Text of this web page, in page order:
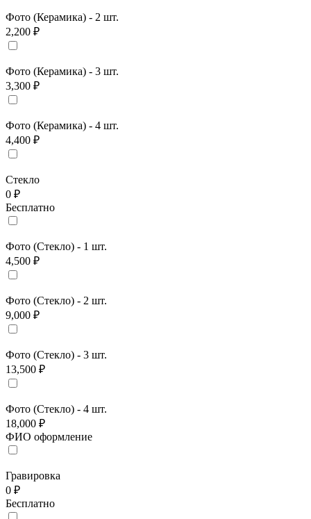
Фото (Керамика) - 2 шт.
2,200 ₽
Фото (Керамика) - 3 шт.
3,300 ₽
Фото (Керамика) - 4 шт.
4,400 ₽
Стекло
0 ₽
Бесплатно
Фото (Стекло) - 1 шт.
4,500 ₽
Фото (Стекло) - 2 шт.
9,000 ₽
Фото (Стекло) - 3 шт.
13,500 ₽
Фото (Стекло) - 4 шт.
18,000 ₽
ФИО оформление
Гравировка
0 ₽
Бесплатно